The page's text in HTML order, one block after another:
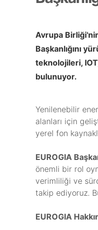
Avrupa
Başkanlığını
teknolojileri,
bulunuyor.
Yenilenebilir
alanları için
yerel fon
EUROGIA
önemli bir rol
verimliliği ve
takip ediyoruz.
EUROGIA